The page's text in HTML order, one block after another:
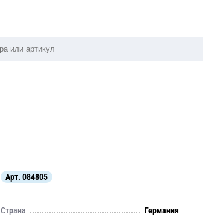
Арт. 084805
Страна
Германия